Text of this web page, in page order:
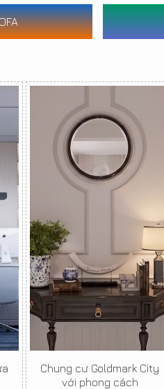
Chung cư Goldmark City
với phong cách